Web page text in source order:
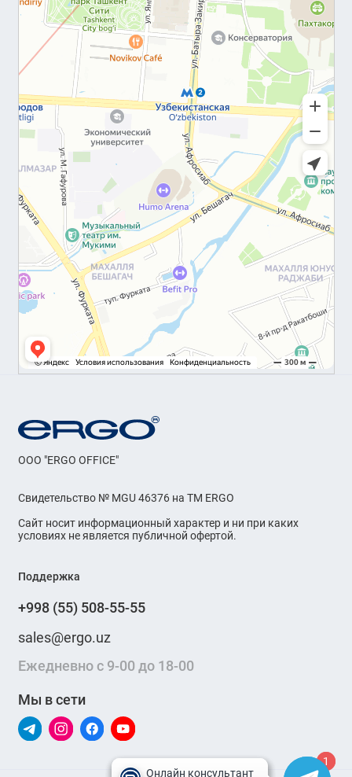
OOO "ERGO OFFICE"
Свидетельство № MGU 46376 на ТМ ERGO
Сайт носит информационный характер и ни при каких
условиях не является публичной офертой.
Поддержка
+998 (55) 508-55-55
sales@ergo.uz
Ежедневно с 9-00 до 18-00
Мы в сети
1
1